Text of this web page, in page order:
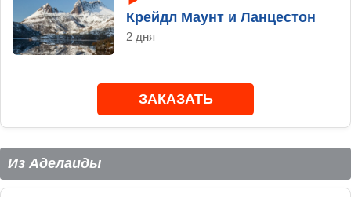
Крейдл Маунт и Ланцестон
2 дня
ЗАКАЗАТЬ
Из Аделаиды